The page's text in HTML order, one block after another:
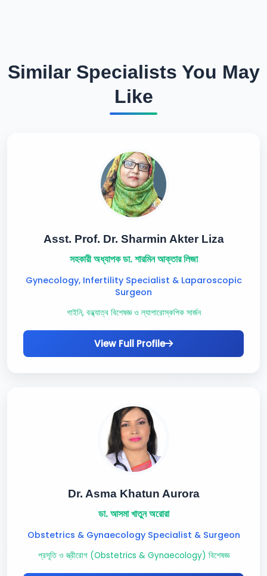
Similar Specialists You May
Like
Asst. Prof. Dr. Sharmin Akter Liza
সহকারী অধ্যাপক ডা. শারমিন আক্তার লিজা
Gynecology, Infertility Specialist & Laparoscopic
Surgeon
গাইনি, বন্ধ্যাত্ব বিশেষজ্ঞ ও ল্যাপারোস্কপিক সার্জন
View Full Profile
Dr. Asma Khatun Aurora
ডা. আসমা খাতুন অরোরা
Obstetrics & Gynaecology Specialist & Surgeon
প্রসূতি ও স্ত্রীরোগ (Obstetrics & Gynaecology) বিশেষজ্ঞ